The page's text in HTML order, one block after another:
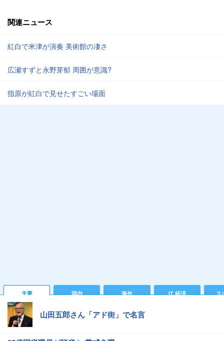
関連ニュース
紅白で米津が演奏 美術館の凄さ
広瀬すずと永野芽郁 周囲が意識?
指原が紅白で見せたすごい場面
主要 国内 海外 IT 経済 ス
山田五郎さん「アド街」で名言